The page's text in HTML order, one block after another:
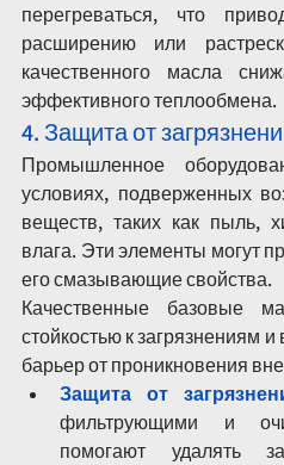
перегреваться, что
расширению или
качественного масла
эффективного теплообмена.
4. Защита от
Промышленное
условиях, подверженных
веществ, таких как пыль,
влага. Эти элементы могут
его смазывающие свойства.
Качественные базовые
стойкостью к загрязнениям
барьер от проникновения
Защита от
фильтрующими и
помогают удалять